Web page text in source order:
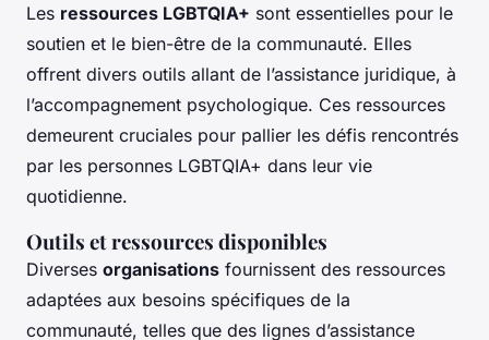
Les ressources LGBTQIA+ sont essentielles pour le
soutien et le bien-être de la communauté. Elles
offrent divers outils allant de l’assistance juridique, à
l’accompagnement psychologique. Ces ressources
demeurent cruciales pour pallier les défis rencontrés
par les personnes LGBTQIA+ dans leur vie
quotidienne.
Outils et ressources disponibles
Diverses organisations fournissent des ressources
adaptées aux besoins spécifiques de la
communauté, telles que des lignes d’assistance